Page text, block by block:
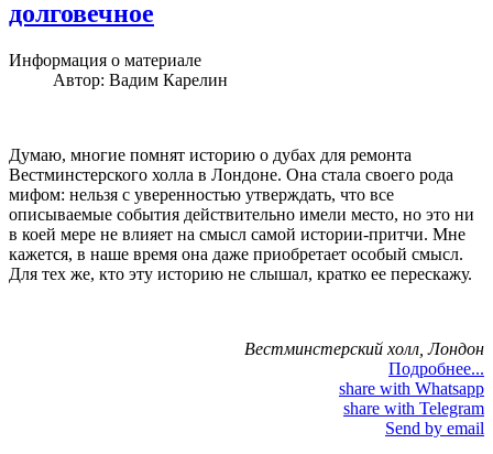
долговечное
Информация о материале
Автор: Вадим Карелин
Думаю, многие помнят историю о дубах для ремонта
Вестминстерского холла в Лондоне. Она стала своего рода
мифом: нельзя с уверенностью утверждать, что все
описываемые события действительно имели место, но это ни
в коей мере не влияет на смысл самой истории-притчи. Мне
кажется, в наше время она даже приобретает особый смысл.
Для тех же, кто эту историю не слышал, кратко ее перескажу.
Вестминстерский холл, Лондон
Подробнее...
share with Whatsapp
share with Telegram
Send by email